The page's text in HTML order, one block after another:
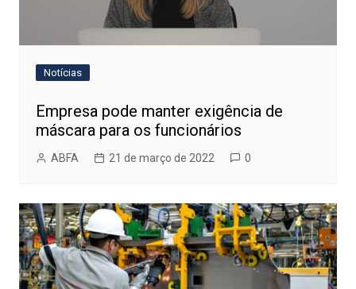
Notícias
Empresa pode manter exigência de
máscara para os funcionários
ABFA 21 de março de 2022 0